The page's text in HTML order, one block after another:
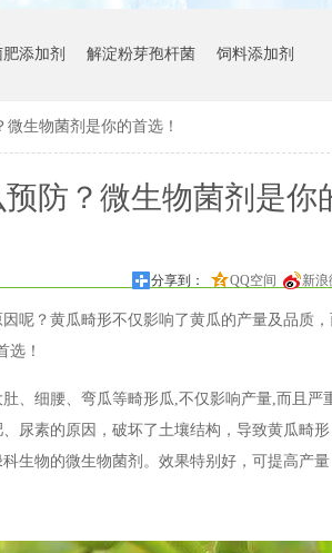
添加剂 解淀粉芽孢杆菌 饲料添加剂
生物菌剂是你的首选！
防？微生物菌剂是你
分享到： QQ空间 新浪
？黄瓜畸形不仅影响了黄瓜的产量及品质
选！
、细腰、弯瓜等畸形瓜,不仅影响产量,而且严
尿素的原因，破坏了土壤结构，导致黄瓜畸
生物的微生物菌剂。效果特别好，可提高产